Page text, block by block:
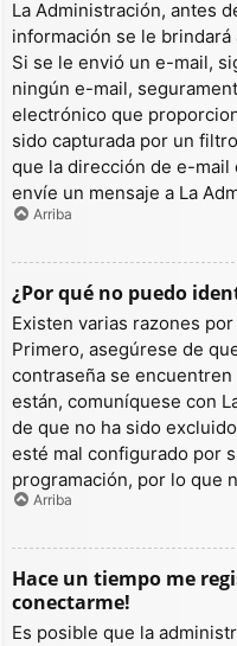
La Administración, antes
información se le
Si se le envió un e-mail,
ningún e-mail,
electrónico que
sido capturada por un
que la dirección de e-
envíe un mensaje a La
Arriba
¿Por qué no puedo
Existen varias razones
Primero, asegúrese de
contraseña se
están, comuníquese con
de que no ha sido
esté mal configurado por
programación, por lo que
Arriba
Hace un tiempo me
conectarme!
Es posible que la